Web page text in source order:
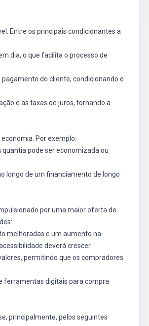
Entre os principais condicionantes a
dia, o que facilita o processo de
do cliente, condicionando o
e as taxas de juros, tornando a
Por exemplo:
quantia pode ser economizada ou
longo de um financiamento de longo
por uma maior oferta de
melhoradas e um aumento na
deverá crescer.
permitindo que os compradores
ferramentas digitais para compra
principalmente, pelos seguintes